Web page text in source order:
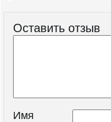
Оставить отзыв
Имя